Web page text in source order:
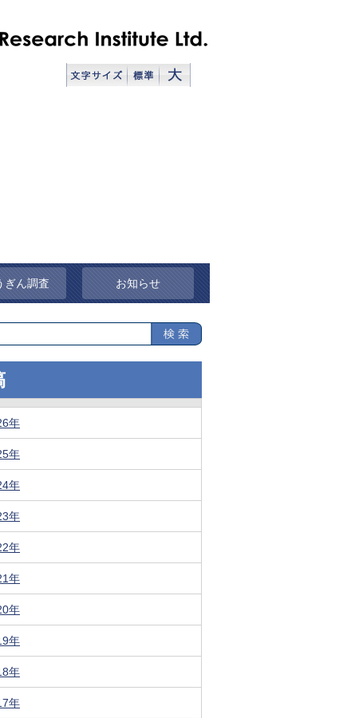
ぎん調査 お知らせ
年
年
年
年
年
年
年
年
年
年